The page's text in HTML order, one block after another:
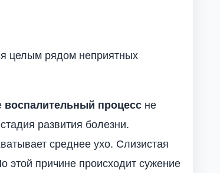
целым рядом неприятных
воспалительный процесс не
развития болезни.
среднее ухо. Слизистая
этой причине происходит сужение